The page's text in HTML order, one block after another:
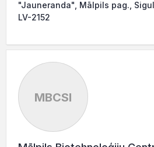
"Jauneranda", Mālpils pag.,
LV-2152
MBCSI